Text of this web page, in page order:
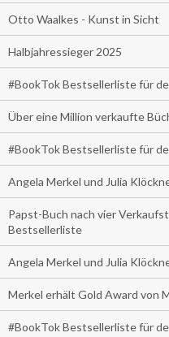
Otto Waalkes - Kunst in Sicht
Halbjahressieger 2025
#BookTok Bestsellerliste für
Über eine Million verkaufte
#BookTok Bestsellerliste für
Angela Merkel und Julia
Papst-Buch nach vier
Bestsellerliste
Angela Merkel und Julia
Merkel erhält Gold Award von
#BookTok Bestsellerliste für